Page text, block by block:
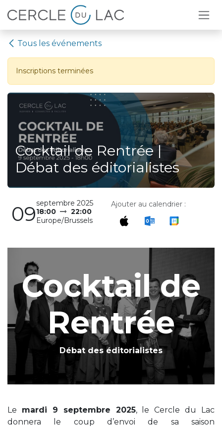
Se rendre au contenu
Tous les événements
Inscriptions terminées
Cocktail de Rentrée |
Débat des éditorialistes
09septembre 2025
18:00
22:00
Europe/Brussels
Ajouter au calendrier :
Cocktail de
Rentrée
Débat des éditorialistes
Le mardi 9 septembre 2025, le Cercle du Lac
donnera le coup d’envoi de sa saison